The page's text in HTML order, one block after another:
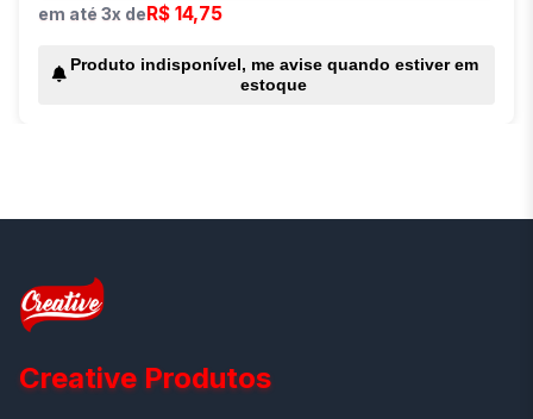
em até 3x deR$ 14,75
Produto indisponível, me avise quando estiver em
estoque
Creative Produtos